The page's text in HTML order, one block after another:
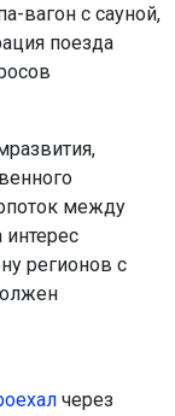
вагон с сауной,
поезда
между
регионов с
через